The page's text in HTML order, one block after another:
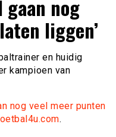
gaan nog
liggen’
en huidig
kampioen van
nog veel meer punten
.